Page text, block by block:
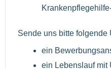
Sende uns bitte folgende
ein
ein Lebenslauf mit